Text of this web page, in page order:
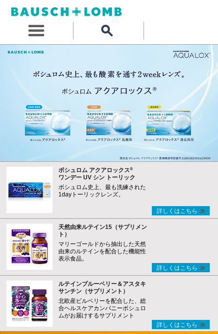
ボシュロム アクアロックス®
ワンデー UV シン トーリック
ボシュロム史上、最も洗練された
1dayトーリックレンズ。
詳しくはこちら
天然由来ルテイン15（サプリメン
ト）
マリーゴールドから抽出した天然
由来のルテインを配合した機能性
表示食品。
詳しくはこちら
ルテインブルーベリー＆アスタキ
サンチン（サプリメント）
北欧産ビルベリーを配合した、総
合ヘルスケアカンパニーボシュロ
ムがお届けするサプリメント
詳しくはこちら